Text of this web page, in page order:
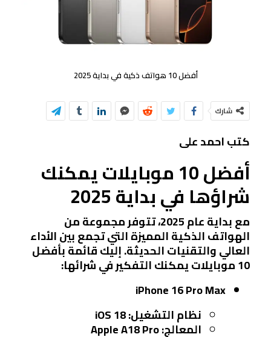
أفضل 10 هواتف ذكية في بداية 2025
شارك
كتب احمد على
أفضل 10 موبايلات يمكنك
شراؤها في بداية 2025
مع بداية عام 2025، تتوفر مجموعة من
الهواتف الذكية المميزة التي تجمع بين الأداء
العالي والتقنيات الحديثة. إليك قائمة بأفضل
10 موبايلات يمكنك التفكير في شرائها:
iPhone 16 Pro Max
نظام التشغيل: iOS 18
المعالج: Apple A18 Pro